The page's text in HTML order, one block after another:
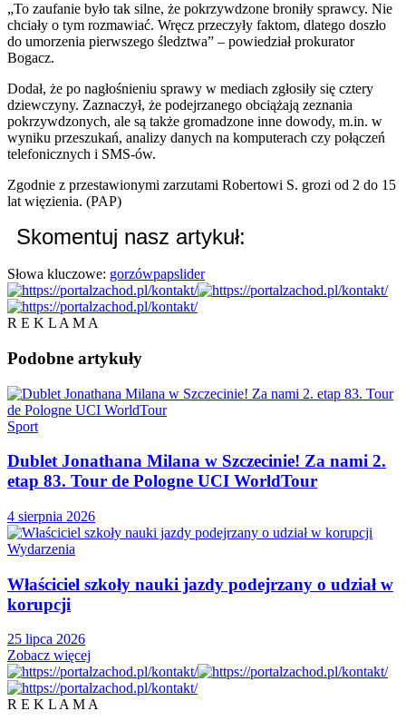
„To zaufanie było tak silne, że pokrzywdzone broniły sprawcy. Nie
chciały o tym rozmawiać. Wręcz przeczyły faktom, dlatego doszło
do umorzenia pierwszego śledztwa” – powiedział prokurator
Bogacz.
Dodał, że po nagłośnieniu sprawy w mediach zgłosiły się cztery
dziewczyny. Zaznaczył, że podejrzanego obciążają zeznania
pokrzywdzonych, ale są także gromadzone inne dowody, m.in. w
wyniku przeszukań, analizy danych na komputerach czy połączeń
telefonicznych i SMS-ów.
Zgodnie z przestawionymi zarzutami Robertowi S. grozi od 2 do 15
lat więzienia. (PAP)
Skomentuj nasz artykuł:
Słowa kluczowe: gorzówpapslider
R E K L A M A
Podobne artykuły
Sport
Dublet Jonathana Milana w Szczecinie! Za nami 2.
etap 83. Tour de Pologne UCI WorldTour
4 sierpnia 2026
Wydarzenia
Właściciel szkoły nauki jazdy podejrzany o udział w
korupcji
25 lipca 2026
Zobacz więcej
R E K L A M A